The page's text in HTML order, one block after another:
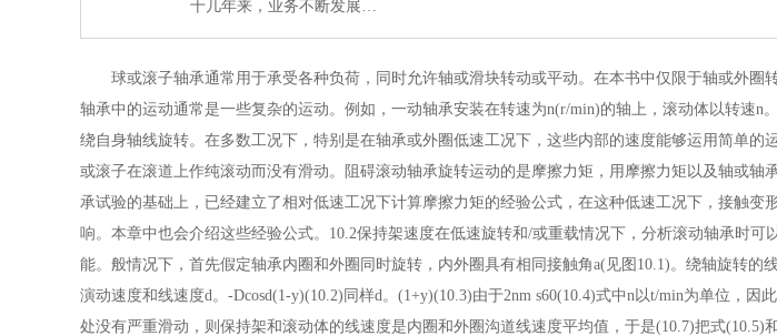
十几年来，业务不断发展…
球或滚子轴承通常用于承受各种负荷，同时允许轴或滑块转动或平动。在本书中仅限于轴或外圈
轴承中的运动通常是一些复杂的运动。例如，一动轴承安装在转速为n(r/min)的轴上，滚动体以转速n
绕自身轴线旋转。在多数工况下，特别是在轴承或外圈低速工况下，这些内部的速度能够运用简单的
或滚子在滚道上作纯滚动而没有滑动。阻碍滚动轴承旋转运动的是摩擦力矩，用摩擦力矩以及轴或轴
承试验的基础上，已经建立了相对低速工况下计算摩擦力矩的经验公式，在这种低速工况下，接触变
响。本章中也会介绍这些经验公式。10.2保持架速度在低速旋转和/或重载情况下，分析滚动轴承时可
能。般情况下，首先假定轴承内圈和外圈同时旋转，内外圈具有相同接触角a(见图10.1)。绕轴旋转的
演动速度和线速度d。-Dcosd(1-y)(10.2)同样d。(1+y)(10.3)由于2nm s60(10.4)式中n以t/min为单位，因
处没有严重滑动，则保持架和滚动体的线速度是内圈和外圈沟道线速度平均值，于是(10.7)把式(10.5)